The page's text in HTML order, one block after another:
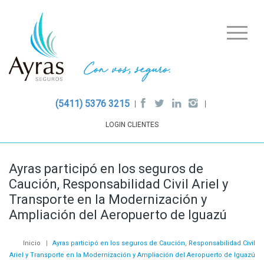
(5411) 5376 3215
LOGIN CLIENTES
Ayras participó en los seguros de
Caución, Responsabilidad Civil Ariel y
Transporte en la Modernización y
Ampliación del Aeropuerto de Iguazú
Inicio |
Ayras participó en los seguros de Caución, Responsabilidad Civil
Ariel y Transporte en la Modernización y Ampliación del Aeropuerto de Iguazú